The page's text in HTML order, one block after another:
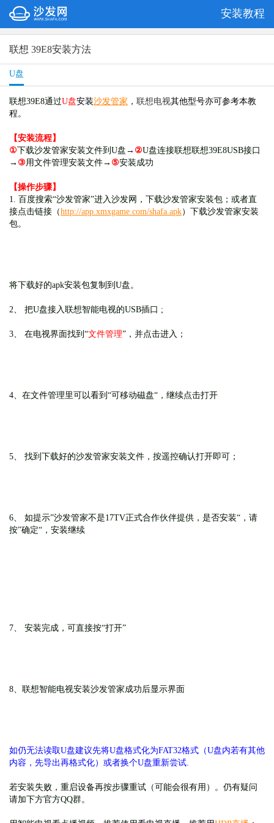
安装教程
联想 39E8安装方法
U盘
联想39E8通过U盘安装沙发管家 ， 联想电视其他型号亦可参考本教
程。
【安装流程】
①下载沙发管家安装文件到U盘→ ②U盘连接联想联想39E8USB接口
→ ③用文件管理安装文件→ ⑤安装成功
【操作步骤】
1. 百度搜索“沙发管家”进入沙发网，下载沙发管家安装包；或者直
接点击链接（http://app.xmxgame.com/shafa.apk）下载沙发管家安装
包。
将下载好的apk安装包复制到U盘。
2、 把U盘接入联想智能电视的USB插口 ;
3、 在电视界面找到“文件管理”，并点击进入；
4、在文件管理里可以看到“可移动磁盘“，继续点击打开
5、 找到下载好的沙发管家安装文件，按遥控确认打开即可；
6、 如提示”沙发管家不是17TV正式合作伙伴提供，是否安装“，请
按”确定“，安装继续
7、 安装完成，可直接按“打开”
8、 联想智能电视安装沙发管家成功后显示界面
如仍无法读取U盘建议先将U盘格式化为FAT32格式（U盘内若有其他
内容，先导出再格式化）或者换个U盘重新尝试.
若安装失败，重启设备再按步骤重试（可能会很有用）。仍有疑问
请加下方官方QQ群。